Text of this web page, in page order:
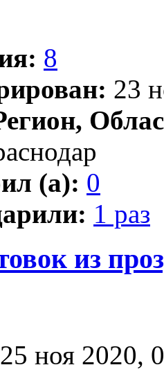
8
23
(а): 0
1 раз
из
25 ноя 2020,